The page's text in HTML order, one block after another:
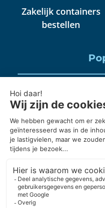
Zakelijk containers
bestellen
Huisraad
Puinbak huren,
20 kuub container,